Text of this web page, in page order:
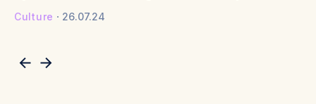
Culture 26.07.24